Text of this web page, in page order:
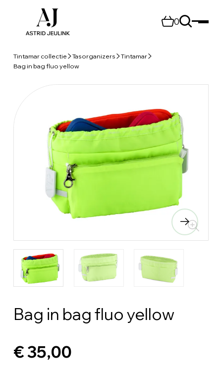
0
Tintamar collectie Tasorganizers
Tintamar
Bag in bag fluo yellow
Bag in bag fluo yellow
€ 35,00